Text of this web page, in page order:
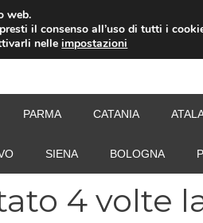
PARMA CATANIA
SIENA BOLOGNA
4 volte
web.
il consenso all’uso di tutti i
nelleimpostazioni